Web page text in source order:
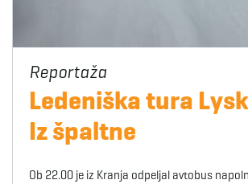
Ledeniška tura
Iz špaltne
Ob 22.00 je iz Kranja odpeljal avtobus